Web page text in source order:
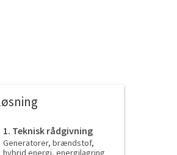
1. Teknisk rådgivning
Generatorer, brændstof,
hybrid energi, energilagring